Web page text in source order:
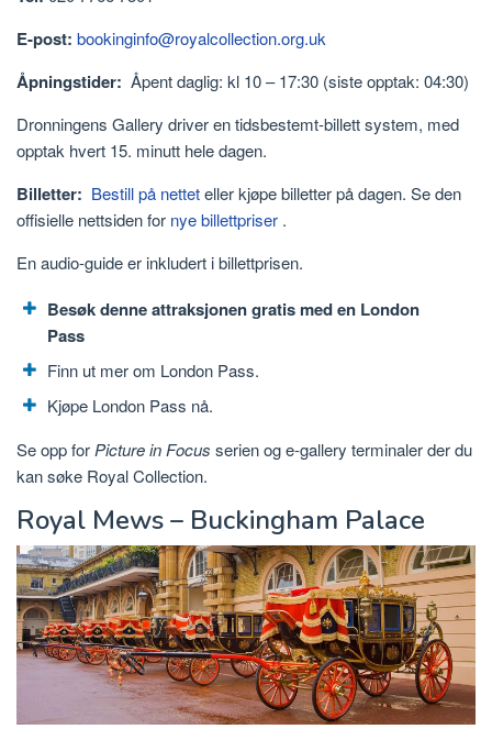
E-post: bookinginfo@royalcollection.org.uk
Åpningstider: Åpent daglig: kl 10 – 17:30 (siste opptak: 04:30)
Dronningens Gallery driver en tidsbestemt-billett system, med
opptak hvert 15. minutt hele dagen.
Billetter: Bestill på netteteller kjøpe billetter på dagen. Se den
offisielle nettsiden for nye billettpriser .
En audio-guide er inkludert i billettprisen.
Besøk denne attraksjonen gratis med en London
Pass
Finn ut mer om London Pass.
Kjøpe London Pass nå.
Se opp for Picture in Focus serien og e-gallery terminaler der du
kan søke Royal Collection.
Royal Mews – Buckingham Palace